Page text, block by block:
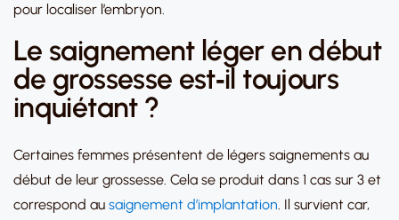
pour localiser l’embryon.
Le saignement léger en début
de grossesse est‑il toujours
inquiétant ?
Certaines femmes présentent de légers saignements au
début de leur grossesse. Cela se produit dans 1 cas sur 3 et
correspond au saignement d’implantation. Il survient car,